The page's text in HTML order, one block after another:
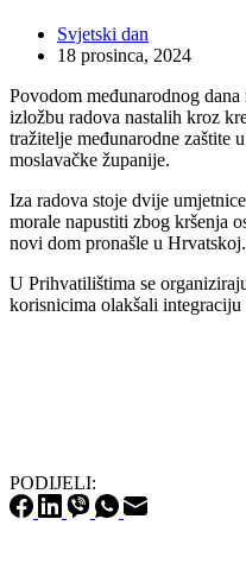
Svjetski dan
18 prosinca, 2024
Povodom međunarodnog
izložbu radova nastalih kroz
tražitelje međunarodne zaštite
moslavačke županije.
Iza radova stoje dvije
morale napustiti zbog kršenja
novi dom pronašle u Hrvatskoj.
U Prihvatilištima se
korisnicima olakšali integraciju
PODIJELI: